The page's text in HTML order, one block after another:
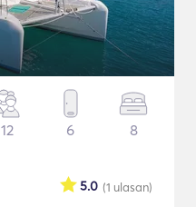
12 6 8
(1 ulasan)
5.0